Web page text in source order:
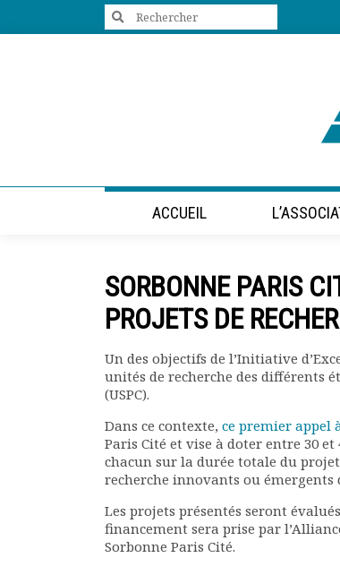
Statuts de l’association
Vie de l’association
Calendrier des activités
Assemblées générales
Comptes rendus mensuels
Rapports financiers
Nous rejoindre
Comité de rédaction
Bulletins Villes en
Search
ACCUEIL
SORBONNE PARIS
PROJETS DE
Un des objectifs de l’Initiative
unités de recherche des différents
(USPC).
Dans ce contexte, ce premier appel
Paris Cité et vise à doter entre 30
chacun sur la durée totale du
recherche innovants ou émergents
Les projets présentés seront
financement sera prise par
Sorbonne Paris Cité.